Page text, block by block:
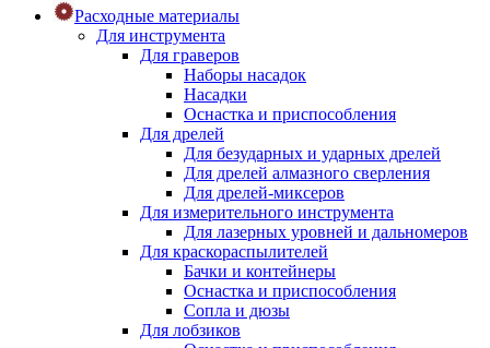
Расходные материалы
Для инструмента
Для граверов
Наборы насадок
Насадки
Оснастка и приспособления
Для дрелей
Для безударных и ударных дрелей
Для дрелей алмазного сверления
Для дрелей-миксеров
Для измерительного инструмента
Для лазерных уровней и дальномеров
Для краскораспылителей
Бачки и контейнеры
Оснастка и приспособления
Сопла и дюзы
Для лобзиков